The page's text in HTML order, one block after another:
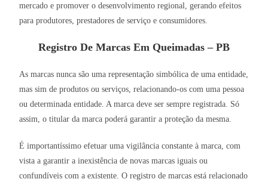
mercado e promover o desenvolvimento regional, gerando efeitos
para produtores, prestadores de serviço e consumidores.
Registro De Marcas Em Queimadas – PB
As marcas nunca são uma representação simbólica de uma entidade,
mas sim de produtos ou serviços, relacionando-os com uma pessoa
ou determinada entidade. A marca deve ser sempre registrada. Só
assim, o titular da marca poderá garantir a proteção da mesma.
É importantíssimo efetuar uma vigilância constante à marca, com
vista a garantir a inexistência de novas marcas iguais ou
confundíveis com a existente. O registro de marcas está relacionado